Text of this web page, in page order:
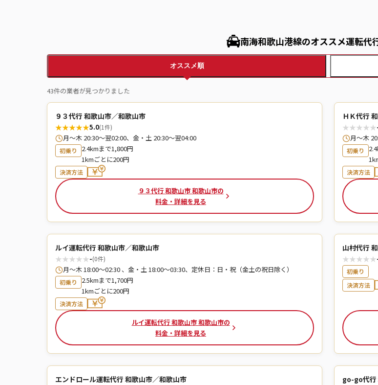
南海和歌山港線のオススメ運転代
オススメ順
43件の業者が見つかりました
９３代行 和歌山市／和歌山市
★★★★★5.0(1件)
月～木 20:30〜翌02:00、金・土 20:30〜翌04:00
初乗り
2.4kmまで1,800円
1kmごとに200円
決済方法
９３代行 和歌山市 和歌山市の
料金・詳細を見る
ＨＫ代行
★★★★★
月〜木
初乗り
決済方法
ルイ運転代行 和歌山市／和歌山市
★★★★★-(0件)
月～木 18:00～02:30 、金・土 18:00～03:30、定休日：日・祝（金土の祝日除く）
初乗り
2.5kmまで1,700円
1kmごとに200円
決済方法
ルイ運転代行 和歌山市 和歌山市の
料金・詳細を見る
山村代行
★★★★★
初乗り
決済方法
エンドロール運転代行 和歌山市／和歌山市
go-go代行